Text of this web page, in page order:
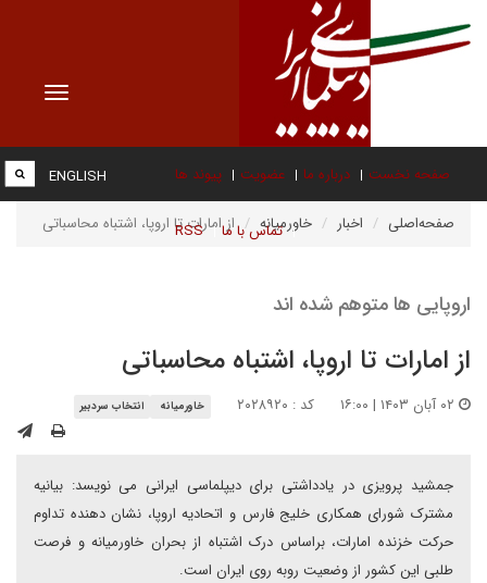
Toggle
صفحه نخست درباره ما عضویت پیوند ها
تماس با ما RSS
ENGLISH
صفحه‌اصلی اخبار خاورمیانه از امارات تا اروپا، اشتباه محاسباتی
اروپایی ها متوهم شده اند
از امارات تا اروپا، اشتباه محاسباتی
کد : ۲۰۲۸۹۲۰ خاورمیانه انتخاب سردبیر
جمشید پرویزی در یادداشتی برای دیپلماسی ایرانی می نویسد: بیانیه
مشترک شورای همکاری خلیج فارس و اتحادیه اروپا، نشان دهنده تداوم
حرکت خزنده امارات، براساس درک اشتباه از بحران خاورمیانه و فرصت
طلبی این کشور از وضعیت روبه روی ایران است.